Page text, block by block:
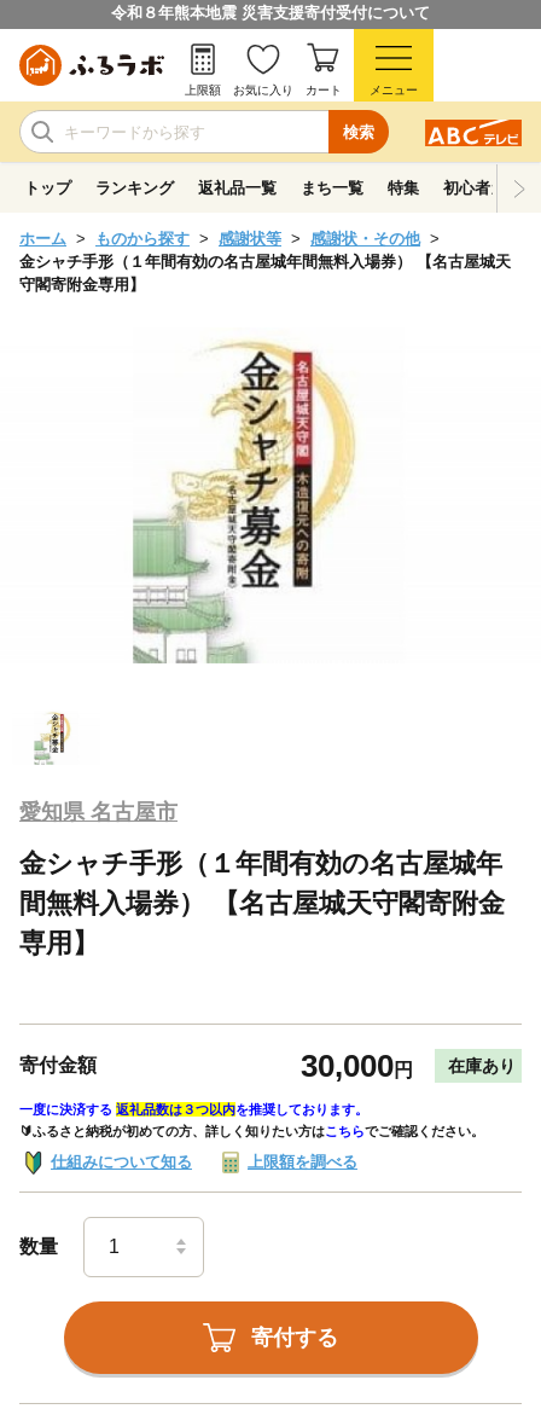
令和８年熊本地震 災害支援寄付受付について
検索
上限額 お気に入り カート メニュー
トップ ランキング 返礼品一覧 まち一覧 特集 初心者ガイド
ホーム ものから探す 感謝状等
感謝状・その他
金シャチ手形（１年間有効の名古屋城年間無料入場券） 【名古屋城天
守閣寄附金専用】
愛知県 名古屋市
金シャチ手形（１年間有効の名古屋城年
間無料入場券） 【名古屋城天守閣寄附金
専用】
寄付金額 30,000円 在庫あり
一度に決済する 返礼品数は３つ以内を推奨しております。
🔰ふるさと納税が初めての方、詳しく知りたい方はこちらでご確認ください。
仕組みについて知る 上限額を調べる
数量
寄付する